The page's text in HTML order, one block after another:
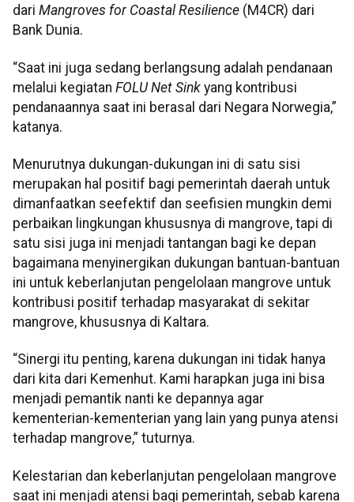
dari Mangroves for Coastal Resilience (M4CR) dari
Bank Dunia.
“Saat ini juga sedang berlangsung adalah pendanaan
melalui kegiatan FOLU Net Sink yang kontribusi
pendanaannya saat ini berasal dari Negara Norwegia,”
katanya.
Menurutnya dukungan-dukungan ini di satu sisi
merupakan hal positif bagi pemerintah daerah untuk
dimanfaatkan seefektif dan seefisien mungkin demi
perbaikan lingkungan khususnya di mangrove, tapi di
satu sisi juga ini menjadi tantangan bagi ke depan
bagaimana menyinergikan dukungan bantuan-bantuan
ini untuk keberlanjutan pengelolaan mangrove untuk
kontribusi positif terhadap masyarakat di sekitar
mangrove, khususnya di Kaltara.
“Sinergi itu penting, karena dukungan ini tidak hanya
dari kita dari Kemenhut. Kami harapkan juga ini bisa
menjadi pemantik nanti ke depannya agar
kementerian-kementerian yang lain yang punya atensi
terhadap mangrove,” tuturnya.
Kelestarian dan keberlanjutan pengelolaan mangrove
saat ini menjadi atensi bagi pemerintah, sebab karena